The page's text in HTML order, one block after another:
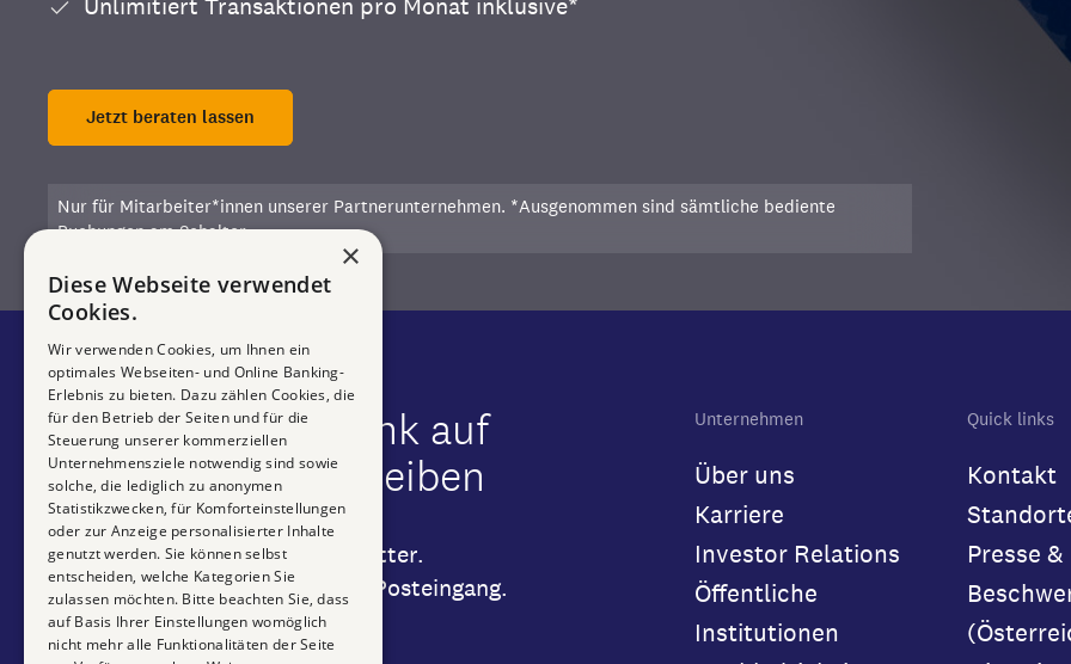
Jetzt beraten lassen
Nur für Mitarbeiter*innen unserer Partnerunternehmen. *Ausgenommen sind sämtliche bediente
Buchungen am Schalter.
Mit Hypo Tirol Bank auf
dem Laufenden bleiben
Abonnieren Sie unseren Newsletter.
Garantiert gut, direkt in Ihrem Posteingang.
Unternehmen
Über uns
Karriere
Investor Relations
Öffentliche
Institutionen
Quick links
Kontakt
Presse
×
Diese Webseite verwendet
Cookies.
Wir verwenden Cookies, um Ihnen ein
optimales Webseiten- und Online Banking-
Erlebnis zu bieten. Dazu zählen Cookies, die
für den Betrieb der Seiten und für die
Steuerung unserer kommerziellen
Unternehmensziele notwendig sind sowie
solche, die lediglich zu anonymen
Statistikzwecken, für Komforteinstellungen
oder zur Anzeige personalisierter Inhalte
genutzt werden. Sie können selbst
entscheiden, welche Kategorien Sie
zulassen möchten. Bitte beachten Sie, dass
auf Basis Ihrer Einstellungen womöglich
nicht mehr alle Funktionalitäten der Seite